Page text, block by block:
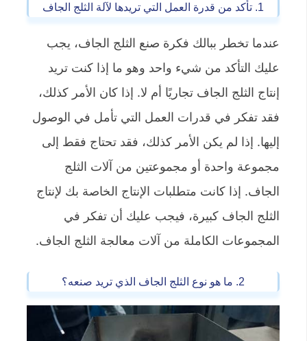
1. تأكد من قدرة العمل التي تريدها لآلة الثلج الجاف
عندما تخطر ببالك فكرة صنع الثلج الجاف، يجب
عليك التأكد من شيء واحد وهو ما إذا كنت تريد
إنتاج الثلج الجاف تجاريًا أم لا. إذا كان الأمر كذلك،
فقد تفكر في قدرات العمل التي تأمل في الوصول
إليها. إذا لم يكن الأمر كذلك، فقد تحتاج فقط إلى
مجموعة واحدة أو مجموعتين من آلات الثلج
الجاف. إذا كانت متطلبات الإنتاج الخاصة بك لإنتاج
الثلج الجاف كبيرة، فيجب عليك أن تفكر في
المجموعات الكاملة من آلات معالجة الثلج الجاف.
2. ما هو نوع الثلج الجاف الذي تريد صنعه؟